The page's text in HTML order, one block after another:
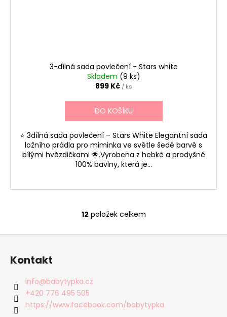
3-dílná sada povlečení - Stars white
Skladem (9 ks)
899 Kč / ks
DO KOŠÍKU
⭐ 3dílná sada povlečení – Stars White Elegantní sada
ložního prádla pro miminka ve světle šedé barvě s
bílými hvězdičkami 🌟.Vyrobena z hebké a prodyšné
100% bavlny, která je...
O
v
p
12 položek celkem
Kontakt
info@babytypka.cz
+420 776 495 505
https://www.facebook.com/babytypka